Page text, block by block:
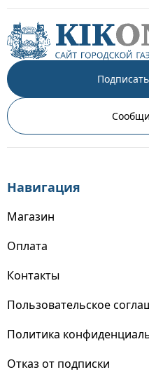
Навигация
Магазин
Оплата
Контакты
Пользовательское
Политика
Отказ от подписки